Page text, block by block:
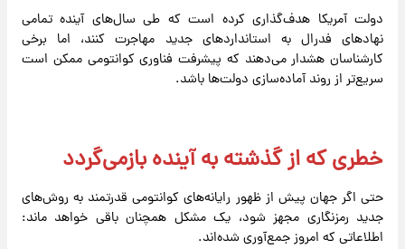
دولت آمریکا هدف‌گذاری کرده است که طی سال‌های آینده تمامی
نهادهای فدرال به استانداردهای جدید مهاجرت کنند، اما برخی
کارشناسان هشدار می‌دهند که پیشرفت فناوری کوانتومی ممکن است
سریع‌تر از روند آماده‌سازی دولت‌ها باشد.
خطری که از گذشته به آینده بازمی‌گردد
حتی اگر جهان پیش از ظهور رایانه‌های کوانتومی قدرتمند به روش‌های
جدید رمزنگاری مجهز شود، یک مشکل همچنان باقی خواهد ماند:
اطلاعاتی که امروز جمع‌آوری شده‌اند.